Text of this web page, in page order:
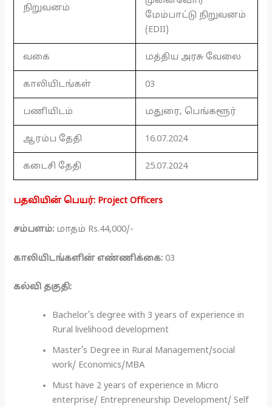
நிறுவனம்
மேம்பாட்டு நிறுவனம்
(EDII)
வகை மத்திய அரசு வேலை
காலியிடங்கள் 03
பணியிடம் மதுரை, பெங்களூர்
ஆரம்ப தேதி 16.07.2024
கடைசி தேதி 25.07.2024
பதவியின் பெயர்: Project Officers
சம்பளம்: மாதம் Rs.44,000/-
காலியிடங்களின் எண்ணிக்கை: 03
கல்வி தகுதி:
Bachelor’s degree with 3 years of experience in
Rural livelihood development
Master’s Degree in Rural Management/social
work/ Economics/MBA
Must have 2 years of experience in Micro
enterprise/ Entrepreneurship Development/ Self